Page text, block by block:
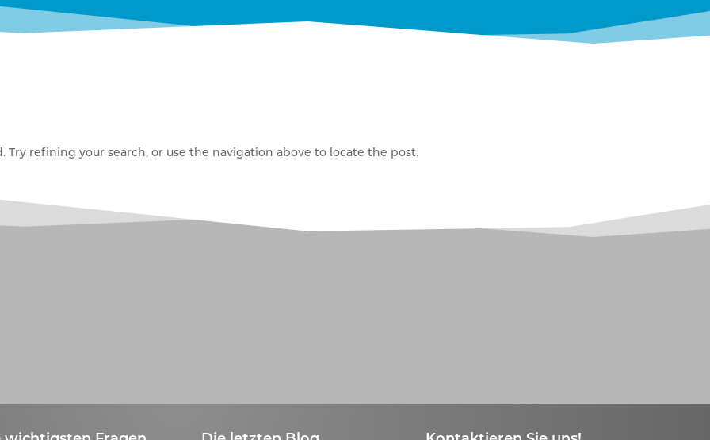
refining your search, or use the navigation above to locate the post.